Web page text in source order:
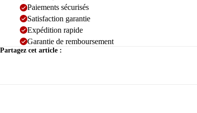
Paiements sécurisés
Satisfaction garantie
Expédition rapide
Garantie de remboursement
Partagez cet article :